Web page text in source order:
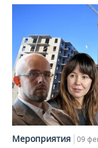
Мероприятия 09